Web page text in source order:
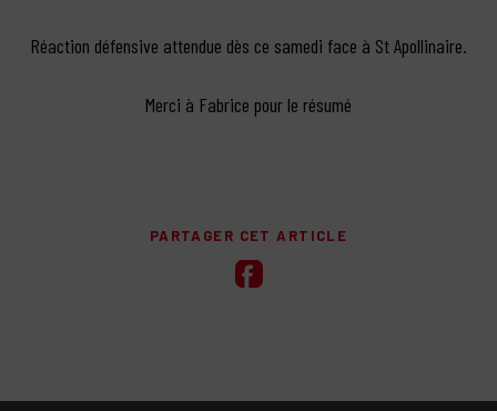
Réaction défensive attendue dès ce samedi face à St Apollinaire.
Merci à Fabrice pour le résumé
PARTAGER CET ARTICLE